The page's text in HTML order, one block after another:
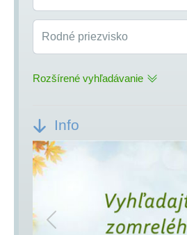
Rodné priezvisko
Rozšírené vyhľadávanie
Info
Previous